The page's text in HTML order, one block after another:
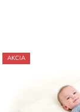
AKCIA